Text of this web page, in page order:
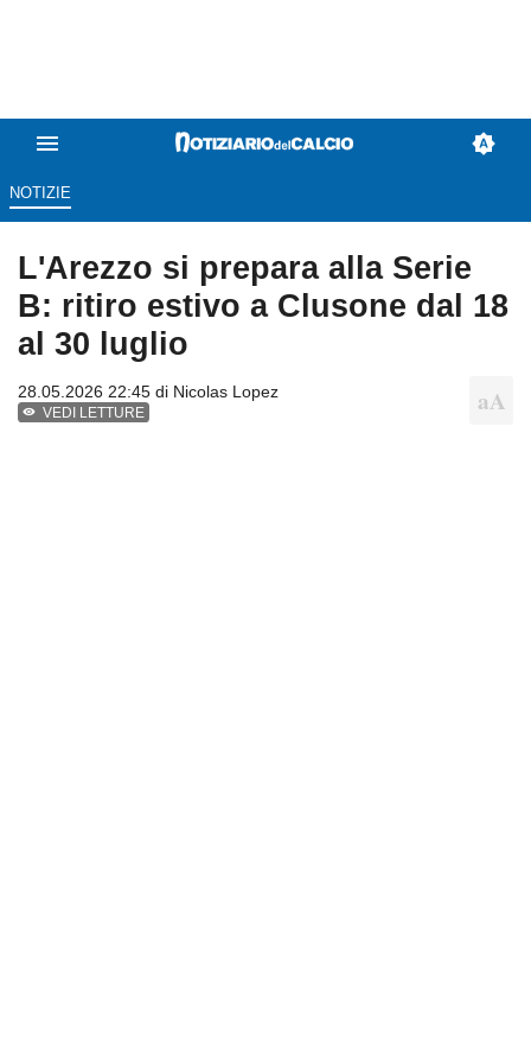
NOTIZIE
L'Arezzo si prepara alla Serie
B: ritiro estivo a Clusone dal 18
al 30 luglio
28.05.2026 22:45 di Nicolas Lopez
VEDI LETTURE